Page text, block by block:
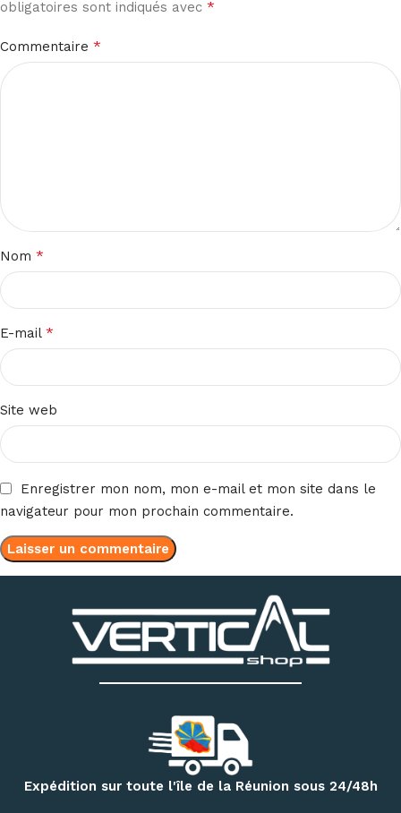
obligatoires sont indiqués avec *
Commentaire *
Nom *
E-mail *
Site web
Enregistrer mon nom, mon e-mail et mon site dans le
navigateur pour mon prochain commentaire.
Expédition sur toute l'île de la Réunion sous 24/48h